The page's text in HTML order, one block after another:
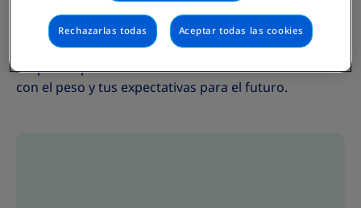
Pon la conversación en el contexto de otros casos
para tener una idea de cómo tu médico suele ayudar
a los pacientes a alcanzar sus objetivos de salud.
Prepárate para una conversación sobre tu historial
con el peso y tus expectativas para el futuro.
Rechazarlas todas Aceptar todas las cookies